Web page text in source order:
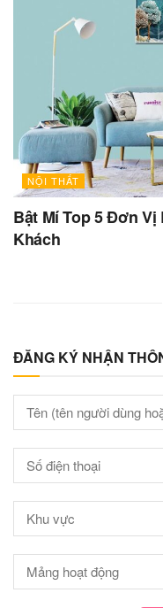
NỘI THẤT
Bật Mí Top 5 Đơn Vị
Khách
ĐĂNG KÝ NHẬN